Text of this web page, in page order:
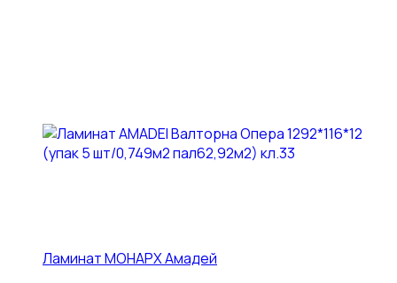
Ламинат МОНАРХ Амадей